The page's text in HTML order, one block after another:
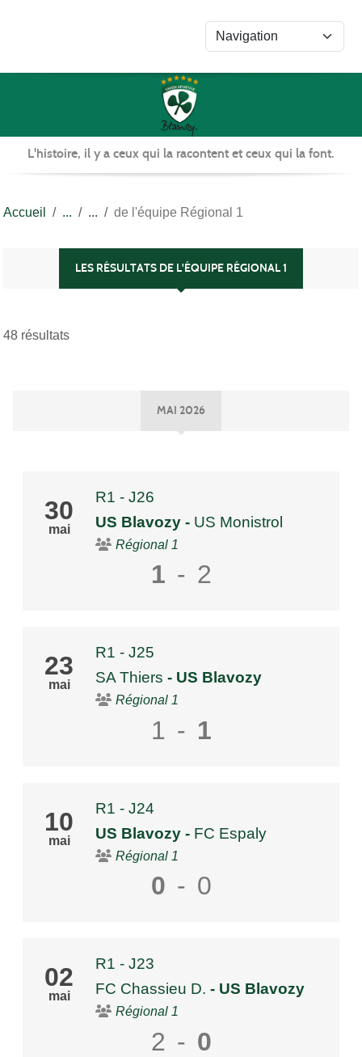
L'histoire, il y a ceux qui la racontent et ceux qui la font.
Accueil de l'équipe Régional 1
LES RÉSULTATS DE L'ÉQUIPE RÉGIONAL 1
48 résultats
MAI 2026
30
mai
R1 - J26
US Blavozy - US Monistrol
Régional 1
1 - 2
23
mai
R1 - J25
SA Thiers - US Blavozy
Régional 1
1 - 1
10
mai
R1 - J24
US Blavozy - FC Espaly
Régional 1
0 - 0
02
mai
R1 - J23
FC Chassieu D. - US Blavozy
Régional 1
2 - 0